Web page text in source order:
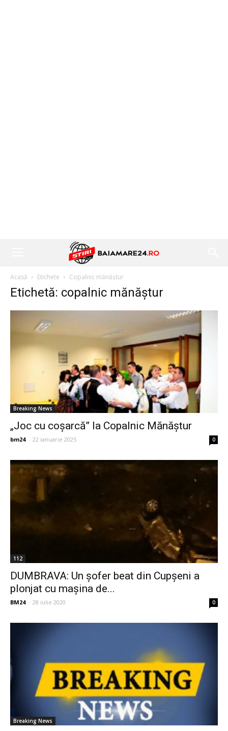
Acasă Etichete Copalnic mănăștur
Etichetă: copalnic mănăștur
Breaking News
„Joc cu coșarcă” la Copalnic Mănăștur
bm24 - 22 ianuarie 2025 0
112
DUMBRAVA: Un șofer beat din Cupșeni a
plonjat cu mașina de...
BM24 - 28 iulie 2020 0
Breaking News